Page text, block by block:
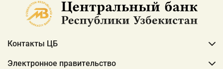
Контакты ЦБ
Электронное правительство